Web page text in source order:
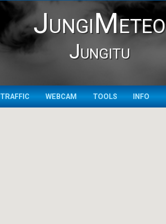
JungiMeteo
Jungitu
TRAFFIC WEBCAM TOOLS INFO